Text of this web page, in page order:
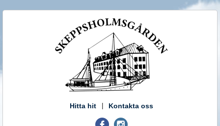
Hitta hit Kontakta oss